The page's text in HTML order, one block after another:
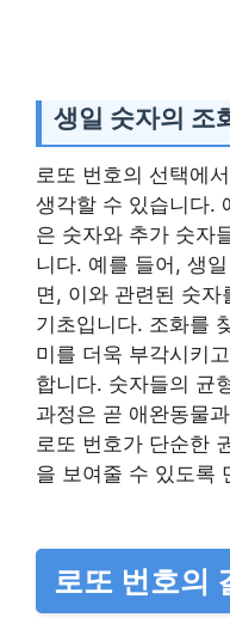
생일 숫자의 조
로또 번호의 선택에
생각할 수 있습니다.
은 숫자와 추가 숫자
니다. 예를 들어, 생
면, 이와 관련된 숫
기초입니다. 조화를
미를 더욱 부각시키
합니다. 숫자들의 균
과정은 곧 애완동물
로또 번호가 단순한
을 보여줄 수 있도록
로또 번호의